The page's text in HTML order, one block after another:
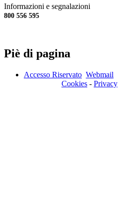
Informazioni e segnalazioni
800 556 595
Piè di pagina
Accesso Riservato Webmail
Cookies - Privacy